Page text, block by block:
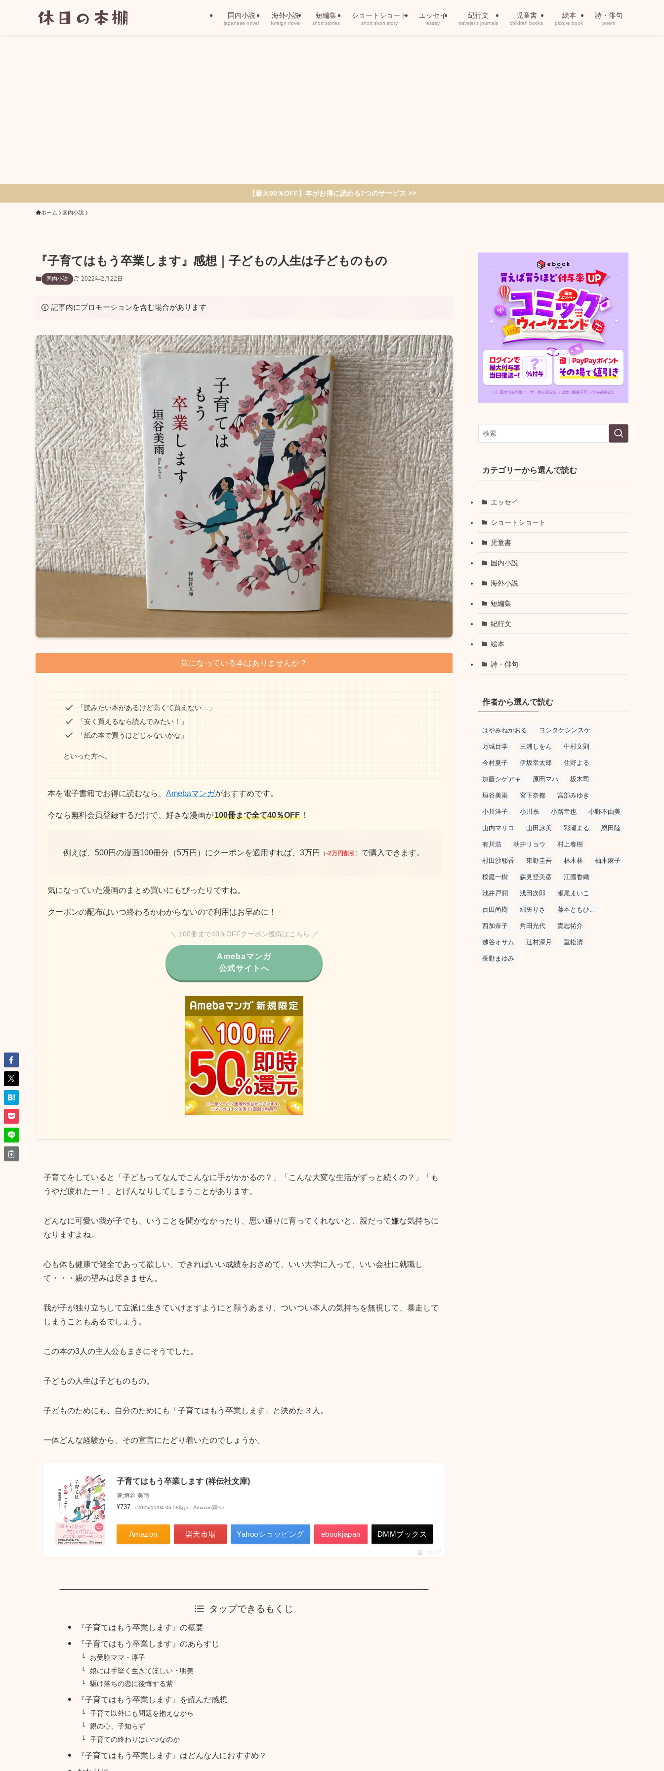
国内小説
japanese novel
海外小説
foreign novel
短編集
short stories
ショートショート
short short story
エッセイ
essay
紀行文
traveler’s journals
児童書
children books
絵本
picture book
詩・俳句
poem
【最大90％OFF】本がお得に読める7つのサービス >>
ホーム 国内小説
『子育てはもう卒業します』感想｜子どもの人生は子どものもの
国内小説 2022年2月22日
記事内にプロモーションを含む場合があります
気になっている本はありませんか？
「読みたい本があるけど高くて買えない…」
「安く買えるなら読んでみたい！」
「紙の本で買うほどじゃないかな」
といった方へ。
本を電子書籍でお得に読むなら、 Amebaマンガがおすすめです。
今なら無料会員登録するだけで、好きな漫画が100冊まで全て40％OFF ！
例えば、500円の漫画100冊分（5万円）にクーポンを適用すれば、3万円 （-2万円割引 ） で購入できます。
気になっていた漫画のまとめ買いにもぴったりですね。
クーポンの配布はいつ終わるかわからないので利用はお早めに！
＼ 100冊まで40％OFFクーポン獲得はこちら ／
Amebaマンガ
公式サイトへ
子育てをしていると「子どもってなんでこんなに手がかかるの？」「こんな大変な生活がずっと続くの？」「も
うやだ疲れたー！」とげんなりしてしまうことがあります。
どんなに可愛い我が子でも、いうことを聞かなかったり、思い通りに育ってくれないと、親だって嫌な気持ちに
なりますよね。
心も体も健康で健全であって欲しい、できればいい成績をおさめて、いい大学に入って、いい会社に就職し
て・・・親の望みは尽きません。
我が子が独り立ちして立派に生きていけますようにと願うあまり、ついつい本人の気持ちを無視して、暴走して
しまうこともあるでしょう。
この本の3人の主人公もまさにそうでした。
子どもの人生は子どものもの。
子どものためにも、自分のためにも「子育てはもう卒業します」と決めた３人。
一体どんな経験から、その宣言にたどり着いたのでしょうか。
子育てはもう卒業します (祥伝社文庫)
著:垣谷 美雨
¥737 （2025/11/04 06:58時点 | Amazon調べ）
Amazon 楽天市場 Yahooショッピング ebookjapan DMMブックス
ポチップ
タップできるもくじ
『子育てはもう卒業します』の概要
『子育てはもう卒業します』のあらすじ
お受験ママ・淳子
娘には手堅く生きてほしい・明美
駆け落ちの恋に後悔する紫
『子育てはもう卒業します』を読んだ感想
子育て以外にも問題を抱えながら
親の心、子知らず
子育ての終わりはいつなのか
『子育てはもう卒業します』はどんな人におすすめ？
カテゴリーから選んで読む
エッセイ
ショートショート
児童書
国内小説
海外小説
短編集
紀行文
絵本
詩・俳句
作者から選んで読む
はやみねかおる ヨシタケシンスケ
万城目学 三浦しをん 中村文則
今村夏子 伊坂幸太郎 住野よる
加藤シゲアキ 原田マハ 坂木司
垣谷美雨 宮下奈都 宮部みゆき
小川洋子 小川糸 小路幸也 小野不由美
山内マリコ 山田詠美 彩瀬まる 恩田陸
有川浩 朝井リョウ 村上春樹
村田沙耶香 東野圭吾 林木林 柚木麻子
桜庭一樹 森見登美彦 江國香織
池井戸潤 浅田次郎 瀬尾まいこ
百田尚樹 綿矢りさ 藤本ともひこ
西加奈子 角田光代 貴志祐介
越谷オサム 辻村深月 重松清
長野まゆみ